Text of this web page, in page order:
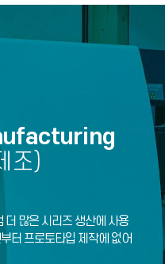
조)
더 많은 시리즈 생산에 사용
터 프로토타입 제작에 없어